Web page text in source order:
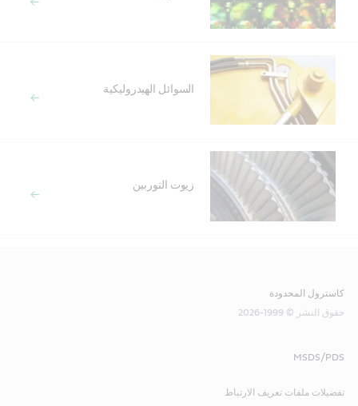
السوائل الهيدروليكية
زيوت التوربين
كاسترول المحدودة
حقوق النشر © 1999-2026
MSDS/PDS
تفضيلات ملفات تعريف الارتباط